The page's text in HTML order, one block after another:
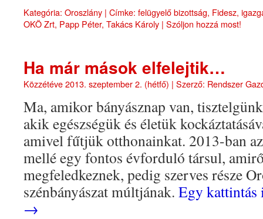
Kategória: Oroszlány | Címke: felügyelő bizottság, Fidesz,
OKÖ Zrt, Papp Péter, Takács Károly | Szóljon hozzá most!
Ha már mások elfelejtik…
Közzétéve2013. szeptember 2. (hétfő) | Szerző: Rendszer
Ma, amikor bányásznap van,
akik egészségük és életük
amivel fűtjük otthonainkat. 2013-ban
mellé egy fontos évforduló társul,
megfeledkeznek, pedig szerves része
szénbányászat múltjának. Egy
→